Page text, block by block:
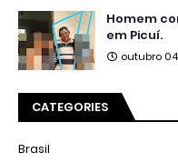
Homem
em Picuí.
outubro
CATEGORIES
Brasil